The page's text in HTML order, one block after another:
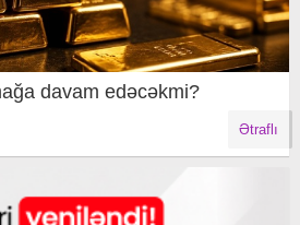
davam edəcəkmi?
Ətraflı